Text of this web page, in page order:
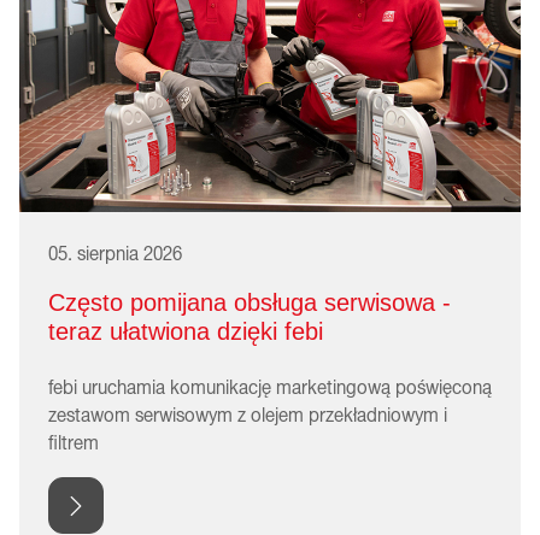
05. sierpnia 2026
Często pomijana obsługa serwisowa -
teraz ułatwiona dzięki febi
febi uruchamia komunikację marketingową poświęconą
zestawom serwisowym z olejem przekładniowym i
filtrem